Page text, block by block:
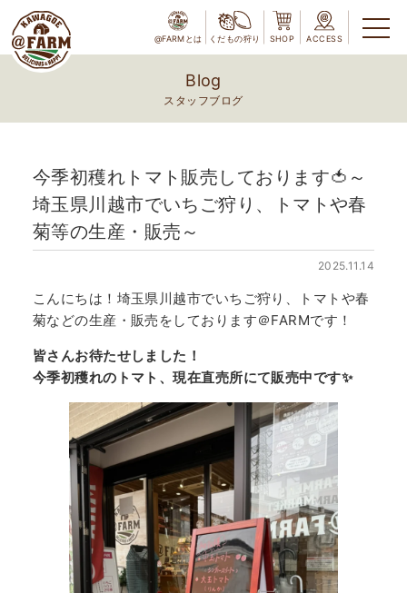
@FARMとは くだもの狩り SHOP ACCESS
Blog
スタッフブログ
今季初穫れトマト販売しております🍅～
埼玉県川越市でいちご狩り、トマトや春
菊等の生産・販売～
2025.11.14
こんにちは！埼玉県川越市でいちご狩り、トマトや春
菊などの生産・販売をしております＠FARMです！
皆さんお待たせしました！
今季初穫れのトマト、現在直売所にて販売中です✨